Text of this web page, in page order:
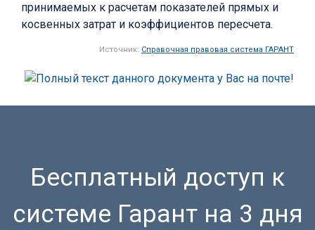
принимаемых к расчетам показателей прямых и
косвенных затрат и коэффициентов пересчета.
Источник: Справочная правовая система ГАРАНТ
Бесплатный доступ к
системе Гарант на 3 дня